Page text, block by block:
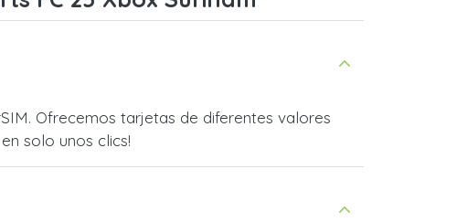
Ofrecemos tarjetas de diferentes valores
solo unos clics!